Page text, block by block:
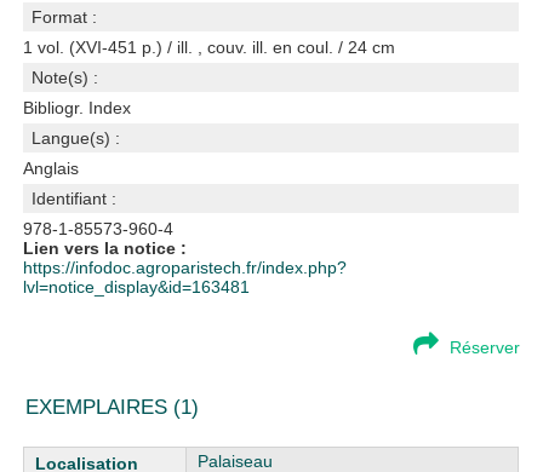
Format :
1 vol. (XVI-451 p.) / ill. , couv. ill. en coul. / 24 cm
Note(s) :
Bibliogr. Index
Langue(s) :
Anglais
Identifiant :
978-1-85573-960-4
Lien vers la notice :
https://infodoc.agroparistech.fr/index.php?
lvl=notice_display&id=163481
Réserver
EXEMPLAIRES (1)
Liste des exemplaires Palaiseau